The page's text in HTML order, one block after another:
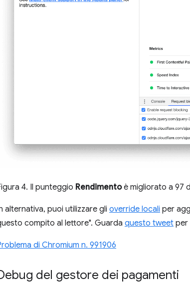
4. Il punteggio Rendimentoè migliorato a 97
alternativa, puoi utilizzare gli override locali per
compito al lettore". Guarda questo tweet per
di Chromium n. 991906
del gestore dei pagamenti